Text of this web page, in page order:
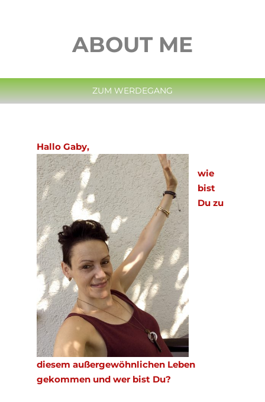
ABOUT ME
ZUM WERDEGANG
Hallo Gaby,
wie
bist
Du zu
diesem außergewöhnlichen Leben
gekommen und wer bist Du?